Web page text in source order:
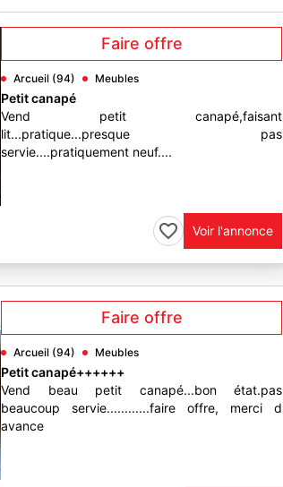
Faire offre
Arcueil (94) Meubles
Petit canapé
Vend petit canapé,faisant
lit...pratique...presque pas
servie....pratiquement neuf....
Voir l'annonce
Faire offre
Arcueil (94) Meubles
Petit canapé++++++
Vend beau petit canapé...bon état.pas
beaucoup servie............faire offre, merci d
avance